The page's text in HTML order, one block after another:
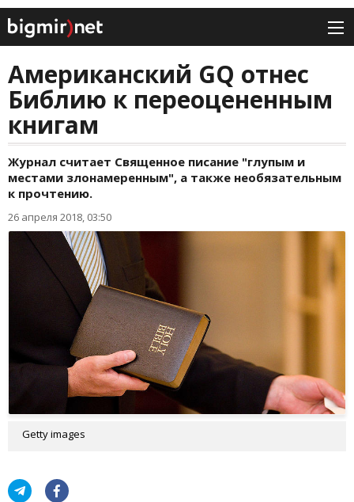
Американский GQ отнес
Библию к переоцененным
книгам
Журнал считает Священное писание "глупым и
местами злонамеренным", а также необязательным
к прочтению.
26 апреля 2018, 03:50
Getty images